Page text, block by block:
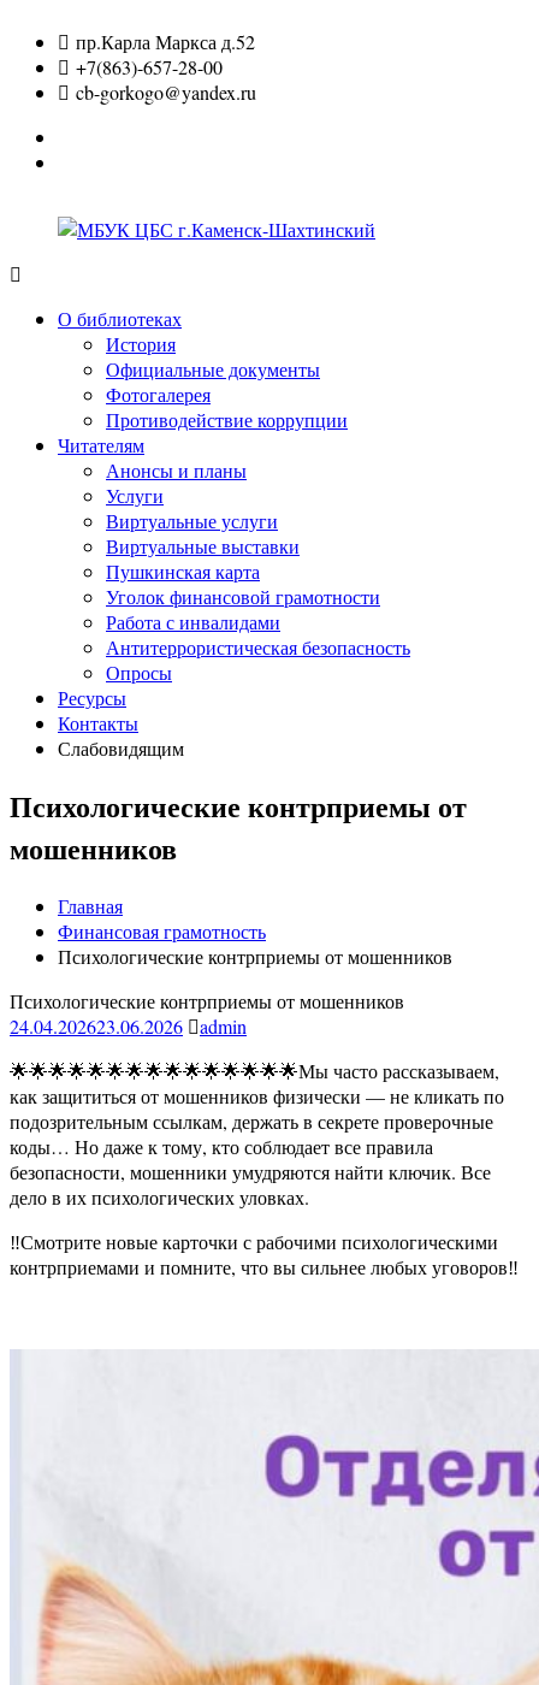
содержимому
пр.Карла Маркса д.52
+7(863)-657-28-00
cb-gorkogo@yandex.ru
ЦБС
г.Каменск-
Шахтинский
О библиотеках
История
Официальные документы
Фотогалерея
Противодействие коррупции
Читателям
Анонсы и планы
Услуги
Виртуальные услуги
Виртуальные выставки
Пушкинская карта
Уголок финансовой грамотности
Работа с инвалидами
Антитеррористическая безопасность
Опросы
Ресурсы
Контакты
Слабовидящим
Психологические контрприемы от
мошенников
Главная
Финансовая грамотность
Психологические контрприемы от мошенников
Психологические контрприемы от мошенников
24.04.202623.06.2026
admin
🌟🌟🌟🌟🌟🌟🌟🌟🌟🌟🌟🌟🌟🌟🌟Мы часто рассказываем,
как защититься от мошенников физически — не кликать по
подозрительным ссылкам, держать в секрете проверочные
коды… Но даже к тому, кто соблюдает все правила
безопасности, мошенники умудряются найти ключик. Все
дело в их психологических уловках.
‼️Смотрите новые карточки с рабочими психологическими
контрприемами и помните, что вы сильнее любых уговоров‼️